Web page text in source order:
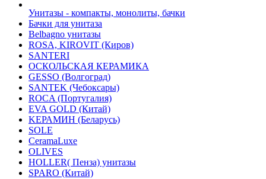
Унитазы - компакты, монолиты, бачки
Бачки для унитаза
Belbagno унитазы
ROSA, KIROVIT (Киров)
SANTERI
ОСКОЛЬСКАЯ КЕРАМИКА
GESSO (Волгоград)
SANTEK (Чебоксары)
ROCA (Португалия)
EVA GOLD (Китай)
KЕРАМИН (Беларусь)
SOLE
CeramaLuxe
OLIVES
HOLLER( Пенза) унитазы
SPARO (Китай)